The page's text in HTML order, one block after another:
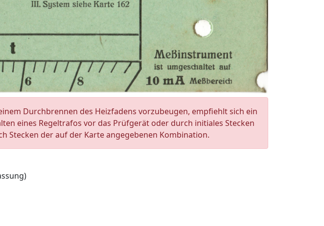
Durchbrennen des Heizfadens vorzubeugen, empfiehlt sich ein
eines Regeltrafos vor das Prüfgerät oder durch initiales Stecken
Stecken der auf der Karte angegebenen Kombination.